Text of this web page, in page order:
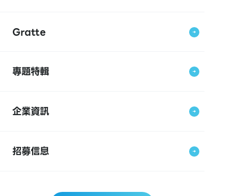
Gratte
專題特輯
企業資訊
招募信息